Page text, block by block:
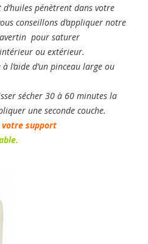
pénètrent dans votre
conseillons d’appliquer notre
pour saturer
ou extérieur.
l’aide d’un pinceau large ou
sécher 30 à 60 minutes la
une seconde couche.
votre support